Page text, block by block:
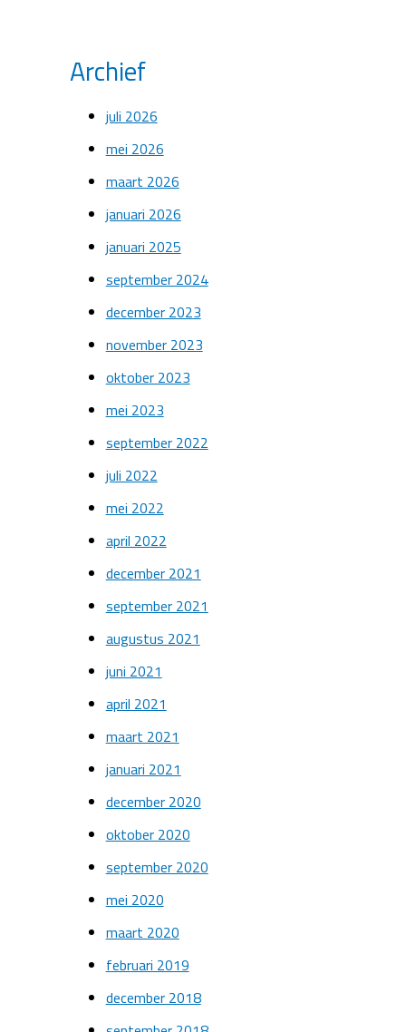
Archief
juli 2026
mei 2026
maart 2026
januari 2026
januari 2025
september 2024
december 2023
november 2023
oktober 2023
mei 2023
september 2022
juli 2022
mei 2022
april 2022
december 2021
september 2021
augustus 2021
juni 2021
april 2021
maart 2021
januari 2021
december 2020
oktober 2020
september 2020
mei 2020
maart 2020
februari 2019
december 2018